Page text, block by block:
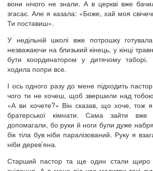
вони нічого не знали. А в церкві вже
згасає. Але я казала: «Боже, хай моя
Ти поставиш».
У недільній школі вже потрошку
незважаючи на близький кінець, у кінці
бути координатором у дитячому
ходила попри все.
І ось одного разу до мене підходить
чого ти не хочеш, щоб звершили над
«А ви хочете?» Він сказав, що хоче, тож
братерської кімнати. Сама зайти
допомагали, бо руки й ноги були дуже
бік тіла був ніби паралізований. Руку я
ніби дерев’яна.
Старший пастор та ще один стали щиро